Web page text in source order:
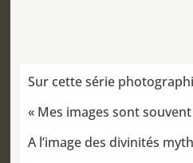
Sur cette série
« Mes images sont
A l’image des divinités